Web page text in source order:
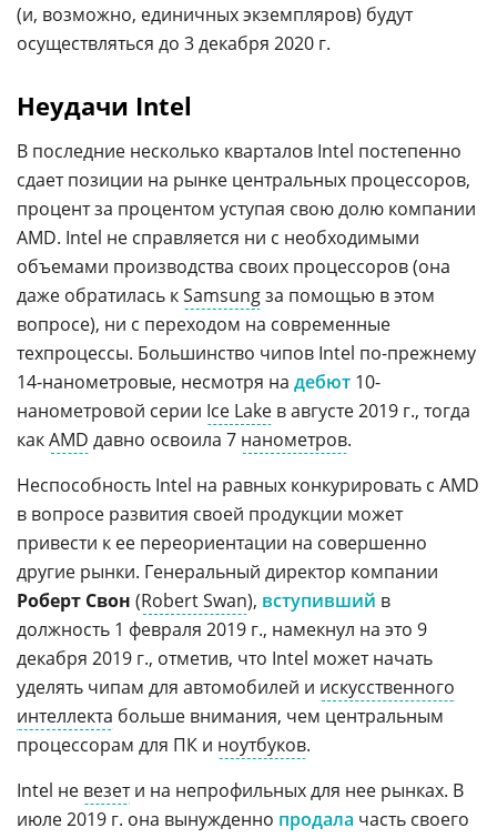
(и, возможно, единичных экземпляров) будут
осуществляться до 3 декабря 2020 г.
Неудачи Intel
В последние несколько кварталов Intel постепенно
сдает позиции на рынке центральных процессоров,
процент за процентом уступая свою долю компании
AMD. Intel не справляется ни с необходимыми
объемами производства своих процессоров (она
даже обратилась кSamsungза помощью в этом
вопросе), ни с переходом на современные
техпроцессы. Большинство чипов Intel по-прежнему
14-нанометровые, несмотря на дебют 10-
нанометровой серии Ice Lake в августе 2019 г., тогда
какAMD давно освоила 7 нанометров.
Неспособность Intel на равных конкурировать с AMD
в вопросе развития своей продукции может
привести к ее переориентации на совершенно
другие рынки. Генеральный директор компании
Роберт Свон (Robert Swan), вступивший в
должность 1 февраля 2019 г., намекнул на это 9
декабря 2019 г., отметив, что Intel может начать
уделять чипам для автомобилей и искусственного
интеллекта больше внимания, чем центральным
процессорам для ПК и ноутбуков.
Intel не везети на непрофильных для нее рынках. В
июле 2019 г. она вынужденно продала часть своего